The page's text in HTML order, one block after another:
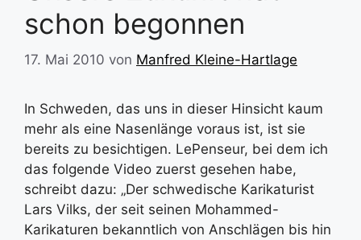
schon begonnen
17. Mai 2010 von Manfred Kleine-Hartlage
In Schweden, das uns in dieser Hinsicht kaum
mehr als eine Nasenlänge voraus ist, ist sie
bereits zu besichtigen. LePenseur, bei dem ich
das folgende Video zuerst gesehen habe,
schreibt dazu: „Der schwedische Karikaturist
Lars Vilks, der seit seinen Mohammed-
Karikaturen bekanntlich von Anschlägen bis hin